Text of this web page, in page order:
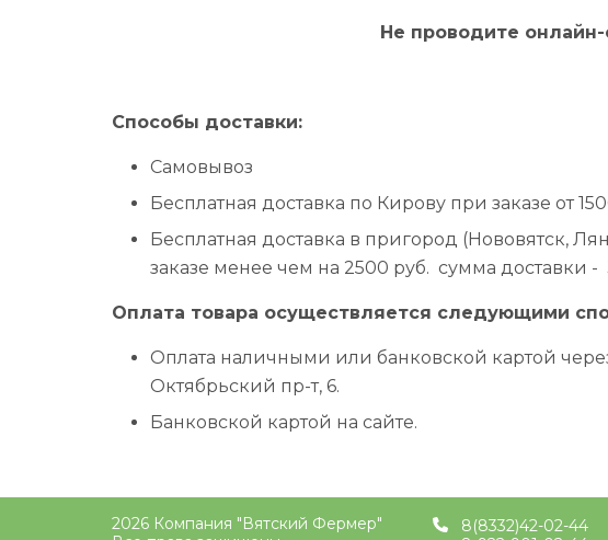
Не проводите
Способы доставки:
Самовывоз
Бесплатная доставка по Кирову при заказе от
Бесплатная доставка в пригород (Нововятск,
заказе менее чем на 2500 руб. сумма доставки -
Оплата товара осуществляется следующими
Оплата наличными или банковской картой
Октябрьский пр-т, 6.
Банковской картой на сайте.
2026 Компания "Вятский Фермер"
8(8332)42-02-44